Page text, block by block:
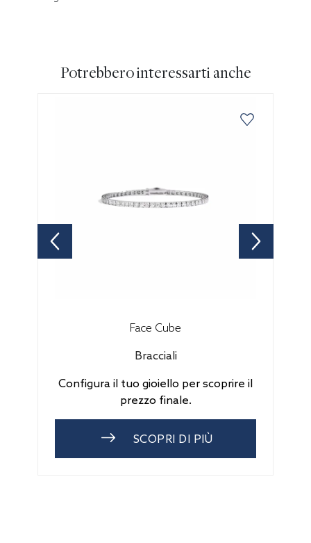
Potrebbero interessarti anche
Face Cube
Bracciali
Configura il tuo gioiello per scoprire il
prezzo finale.
SCOPRI DI PIÙ